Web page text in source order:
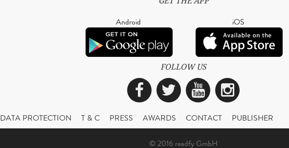
Android iOS
FOLLOW US
Facebook
TwitterYouTubeInstagram
DATA PROTECTION T & C PRESS AWARDS CONTACT PUBLISHER
© 2016 readfy GmbH